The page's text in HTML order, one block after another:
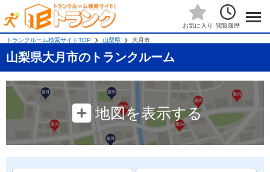
お気に入り 閲覧履歴
トランクルーム検索サイトTOP 山梨県 大月市
山梨県大月市のトランクルーム
地図を表示する